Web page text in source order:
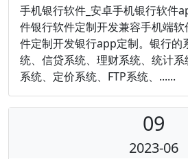
手机银行软件_安卓手机银行软件
件银行软件定制开发兼容手机端
件定制开发银行app定制。银行的
统、信贷系统、理财系统、统计
系统、定价系统、FTP系统、......
09
2023-06